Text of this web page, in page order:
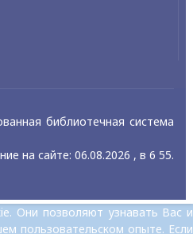
библиотечная система
на сайте: 06.08.2026 , в 6 55.
Они позволяют узнавать Вас и
пользовательском опыте. Если